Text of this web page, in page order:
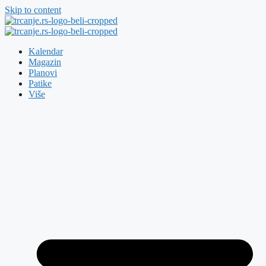
Skip to content
Kalendar
Magazin
Planovi
Patike
Više